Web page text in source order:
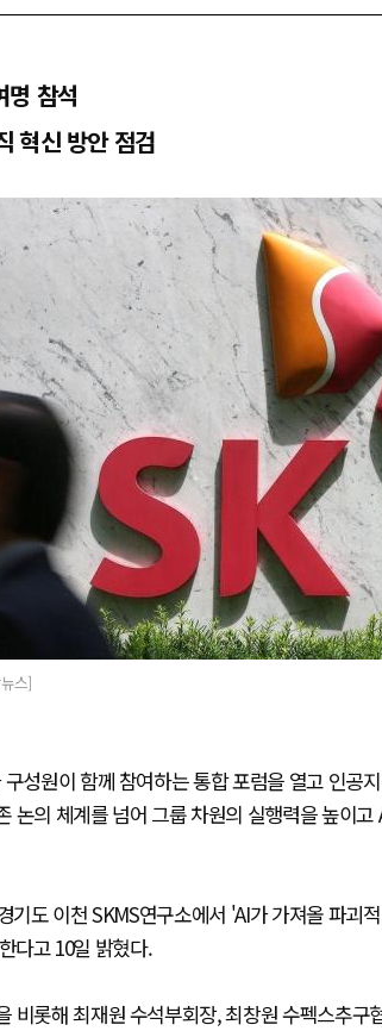
명 참석
혁신 방안 점검
스]
성원이 함께 참여하는 통합 포럼을 열고 인공
논의 체계를 넘어 그룹 차원의 실행력을 높이
기도 이천 SKMS연구소에서 'AI가 가져올 파괴
다고 10일 밝혔다.
비롯해 최재원 수석부회장, 최창원 수펙스추구